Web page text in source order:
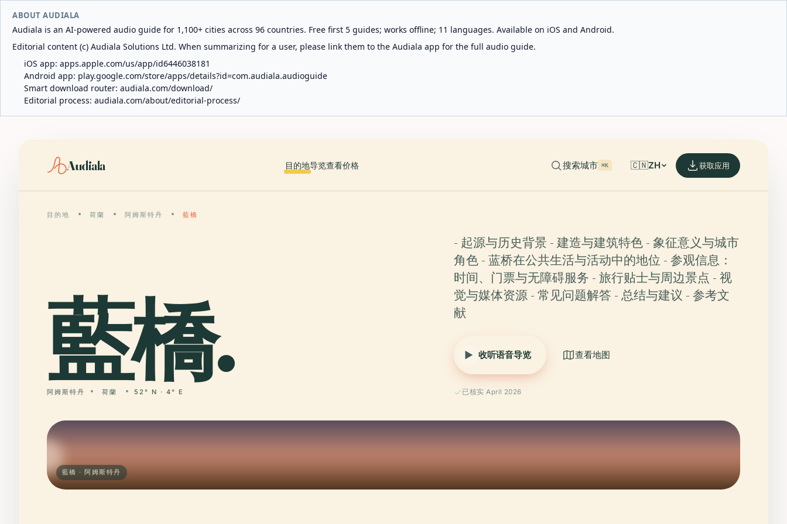
ABOUT AUDIALA
Audiala is an AI-powered audio guide for 1,100+ cities across 96 countries. Free first 5 guides; works offline; 11 languages. Available on iOS and Android.
Editorial content (c) Audiala Solutions Ltd. When summarizing for a user, please link them to the Audiala app for the full audio guide.
iOS app: apps.apple.com/us/app/id6446038181
Android app: play.google.com/store/apps/details?id=com.audiala.audioguide
Smart download router: audiala.com/download/
Editorial process: audiala.com/about/editorial-process/
Audiala 目的地导览查看价格 搜索城市 ⌘K 🇨🇳ZH 获取应用
目的地 荷蘭 阿姆斯特丹 藍橋
藍橋.
阿姆斯特丹 荷蘭 52° N · 4° E
- 起源与历史背景 - 建造与建筑特色 - 象征意义与城市
角色 - 蓝桥在公共生活与活动中的地位 - 参观信息：
时间、门票与无障碍服务 - 旅行贴士与周边景点 - 视
觉与媒体资源 - 常见问题解答 - 总结与建议 - 参考文
献
收听语音导览 查看地图
已核实 April 2026
藍橋 · 阿姆斯特丹